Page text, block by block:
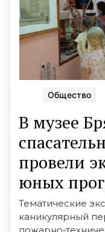
Общество
В музее
провели
юных
Тематические
каникулярный